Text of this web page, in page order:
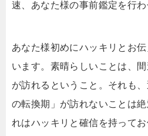
速、あなた様の事前鑑定を行わ
あなた様初めにハッキリとお
います。素晴らしいことは、
が訪れるということ。それも
の転換期」が訪れないことは
れはハッキリと確信を持ってお